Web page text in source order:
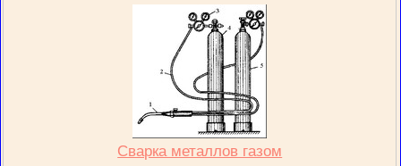
Сварка металлов газом